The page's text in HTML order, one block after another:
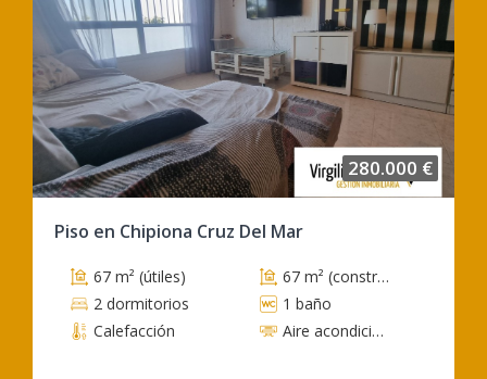
280.000 €
Piso en Chipiona Cruz Del Mar
67 m² (útiles)
67 m² (construidos)
2 dormitorios
1 baño
Calefacción
Aire acondicionado